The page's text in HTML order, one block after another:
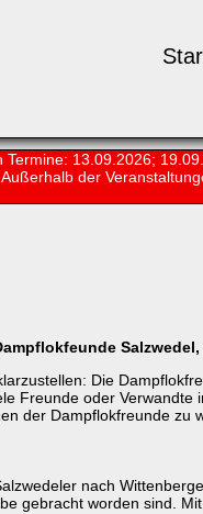
Termine: 13.09.2026;
Außerhalb der
Die
Freunde oder
der Dampflokfreunde zu
nach
gebracht worden sind.